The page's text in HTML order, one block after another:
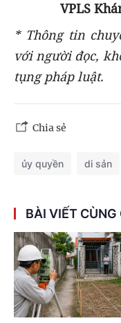
VPLS
* Thông tin
với người đọc,
tụng pháp luật.
Chia sẻ
ủy quyền di sản
BÀI VIẾT